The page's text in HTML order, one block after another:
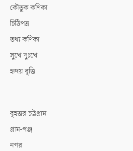
কৌতুক কণিকা
চিঠিপত্র
তথ্য কণিকা
সুখে দুঃখে
হৃদয় বৃত্তি
বৃহত্তর চট্টগ্রাম
গ্রাম-গঞ্জ
নগর